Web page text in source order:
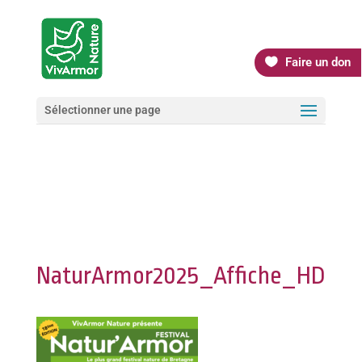
Faire un don
Sélectionner une page
NaturArmor2025_Affiche_HD